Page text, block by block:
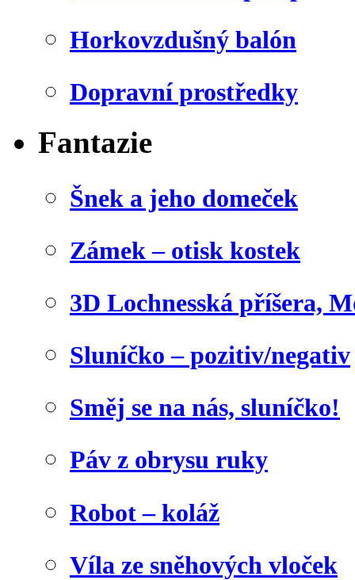
Horkovzdušný balón
Dopravní prostředky
Fantazie
Šnek a jeho domeček
Zámek – otisk kostek
3D Lochnesská příšera,
Sluníčko – pozitiv/negativ
Směj se na nás, sluníčko!
Páv z obrysu ruky
Robot – koláž
Víla ze sněhových vloček